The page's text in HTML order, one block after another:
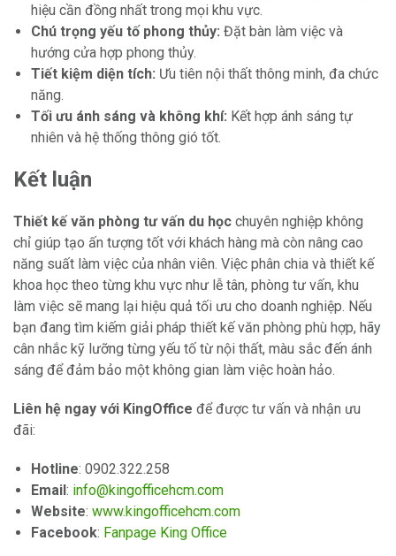
hiệu cần đồng nhất trong mọi khu vực.
Chú trọng yếu tố phong thủy: Đặt bàn làm việc và
hướng cửa hợp phong thủy.
Tiết kiệm diện tích: Ưu tiên nội thất thông minh, đa chức
năng.
Tối ưu ánh sáng và không khí: Kết hợp ánh sáng tự
nhiên và hệ thống thông gió tốt.
Kết luận
Thiết kế văn phòng tư vấn du học chuyên nghiệp không
chỉ giúp tạo ấn tượng tốt với khách hàng mà còn nâng cao
năng suất làm việc của nhân viên. Việc phân chia và thiết kế
khoa học theo từng khu vực như lễ tân, phòng tư vấn, khu
làm việc sẽ mang lại hiệu quả tối ưu cho doanh nghiệp. Nếu
bạn đang tìm kiếm giải pháp thiết kế văn phòng phù hợp, hãy
cân nhắc kỹ lưỡng từng yếu tố từ nội thất, màu sắc đến ánh
sáng để đảm bảo một không gian làm việc hoàn hảo.
Liên hệ ngay với KingOffice để được tư vấn và nhận ưu
đãi:
Hotline: 0902.322.258
Email: info@kingofficehcm.com
Website: www.kingofficehcm.com
Facebook: Fanpage King Office